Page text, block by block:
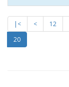
|< < 12
20